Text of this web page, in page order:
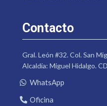
Contacto
Gral. León #32. Col. San
Alcaldía: Miguel Hidalgo.
WhatsApp
Oficina